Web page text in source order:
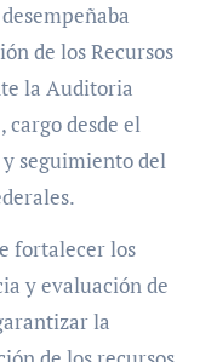
de los Recursos
la Auditoria
cargo desde el
seguimiento del
fortalecer los
y evaluación de
la